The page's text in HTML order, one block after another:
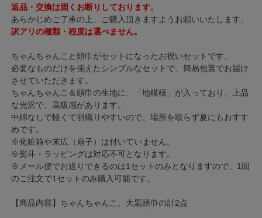
返品・交換は固くお断りしております。
あらかじめご了承の上、ご購入頂きますようお願いいたします。
訳アリの種類・程度は選べません。
ちゃんちゃんこと頭巾がセットになったお祝いセットです。
必要なものだけを揃えたシンプルなセットで、簡易包装でお届け
させていただきます。
ちゃんちゃんこ＆頭巾の生地に、「地模様」が入っており、上品
な光沢で、高級感があります。
中綿なしで軽くて羽織りやすいので、場所を取らず夏にもおすす
めです。
※化粧箱や末広（扇子）は付いていません。
※熨斗・ラッピングは対応不可となります。
※メール便でお送りできるのは1セットのみとなりますので、1回
のご注文で1セットのみ購入可能です。
【商品内容】ちゃんちゃんこ、大黒頭巾の計2点